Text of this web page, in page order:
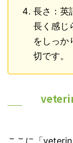
長さ：英
長く感じ
をしっか
切です。